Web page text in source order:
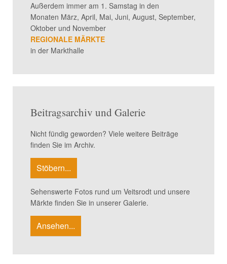
Außerdem immer am 1. Samstag in den
Monaten März, April, Mai, Juni, August, September,
Oktober und November
REGIONALE MÄRKTE
in der Markthalle
Beitragsarchiv und Galerie
Nicht fündig geworden? Viele weitere Beiträge
finden Sie im Archiv.
Stöbern...
Sehenswerte Fotos rund um Veitsrodt und unsere
Märkte finden Sie in unserer Galerie.
Ansehen...